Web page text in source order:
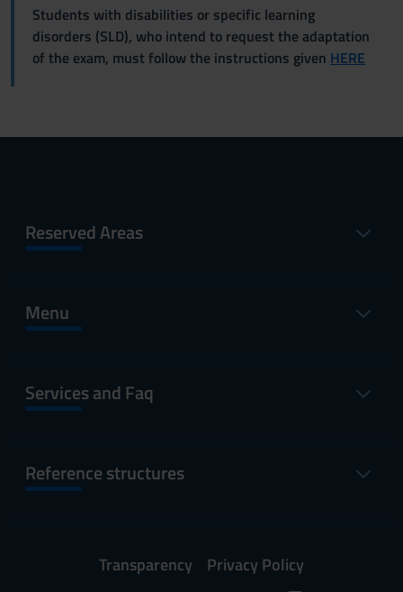
Students with disabilities or specific learning
disorders (SLD), who intend to request the adaptation
of the exam, must follow the instructions given HERE
Reserved Areas
Menu
Services and Faq
Reference structures
Transparency
Privacy Policy